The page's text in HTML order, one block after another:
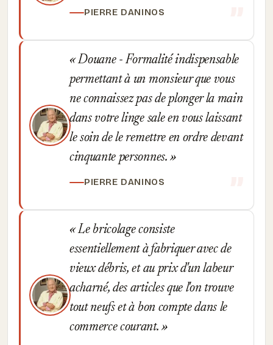
PIERRE DANINOS
Douane - Formalité indispensable
permettant à un monsieur que vous
ne connaissez pas de plonger la main
dans votre linge sale en vous laissant
le soin de le remettre en ordre devant
cinquante personnes.
PIERRE DANINOS
Le bricolage consiste
essentiellement à fabriquer avec de
vieux débris, et au prix d'un labeur
acharné, des articles que l'on trouve
tout neufs et à bon compte dans le
commerce courant.